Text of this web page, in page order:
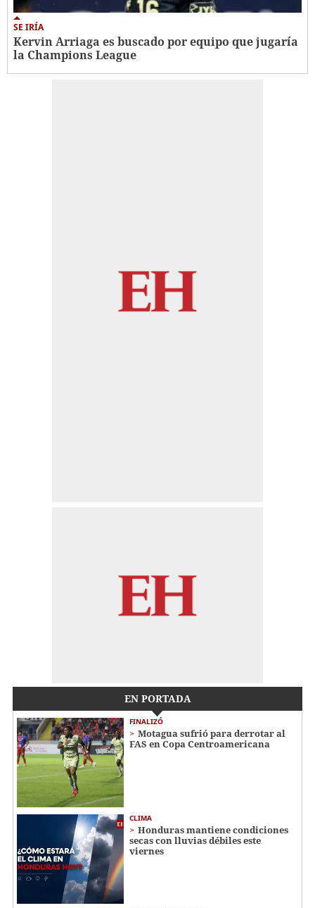
SE IRÍA
Kervin Arriaga es buscado por equipo que jugaría
la Champions League
EN PORTADA
FINALIZÓ
Motagua sufrió para derrotar al
FAS en Copa Centroamericana
CLIMA
Honduras mantiene condiciones
secas con lluvias débiles este
viernes